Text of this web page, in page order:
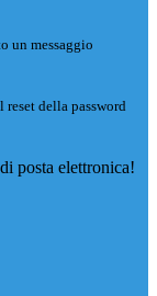
un messaggio
della password
posta elettronica!